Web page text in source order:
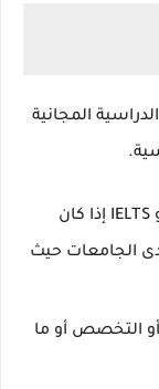
المجانية
لا يشترط الحصول على درجة TOEFL أو IELTS إذا كان
الجامعات حيث
أو التخصص أو ما